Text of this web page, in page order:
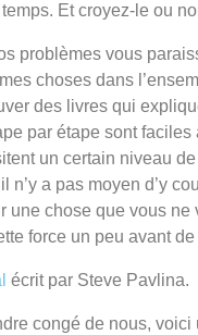
Et croyez-le ou
problèmes vous
choses dans
des livres qui
par étape sont faciles
un certain niveau
n’y a pas moyen d’y
une chose que vous
force un peu avant de
écrit par Steve Pavlina.
congé de nous,